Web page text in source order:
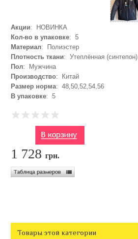
Акции: НОВИНКА
Кол-во в упаковке: 5
Материал: Полиэстер
Плотность ткани: Утеплённая (синтепон)
Пол: Мужчина
Производство: Китай
Размер норма: 48,50,52,54,56
В упаковке: 5
1 728грн.
Товары этой категории